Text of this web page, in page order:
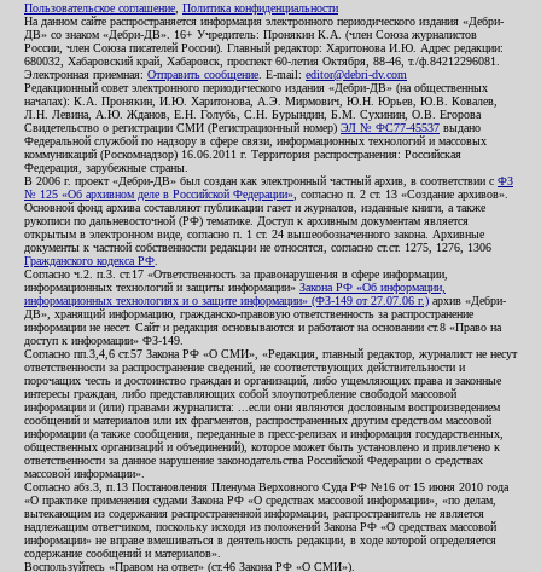
Пользовательское соглашение Политика конфиденциальности
На данном сайте распространяется информация электронного периодического издания «Дебри-
ДВ» со знаком «Дебри-ДВ». 16+ Учредитель: Пронякин К.А. (член Союза журналистов
России, член Союза писателей России). Главный редактор: Харитонова И.Ю. Адрес редакции:
680032, Хабаровский край, Хабаровск, проспект 60-летия Октября, 88-46, т./ф.84212296081.
Электронная приемная: Отправить сообщение . E-mail: editor@debri-dv.com
Редакционный совет электронного периодического издания «Дебри-ДВ» (на общественных
началах): К.А. Пронякин, И.Ю. Харитонова, А.Э. Мирмович, Ю.Н. Юрьев, Ю.В. Ковалев,
Л.Н. Левина, А.Ю. Жданов, Е.Н. Голубь, С.Н. Бурындин, Б.М. Сухинин, О.В. Егорова
Свидетельство о регистрации СМИ (Регистрационный номер) ЭЛ № ФС77-45537 выдано
Федеральной службой по надзору в сфере связи, информационных технологий и массовых
коммуникаций (Роскомнадзор) 16.06.2011 г. Территория распространения: Российская
Федерация, зарубежные страны.
В 2006 г. проект «Дебри-ДВ» был создан как электронный частный архив, в соответствии с ФЗ
№ 125 «Об архивном деле в Российской Федерации» , согласно п. 2 ст. 13 «Создание архивов».
Основной фонд архива составляют публикации газет и журналов, изданные книги, а также
рукописи по дальневосточной (РФ) тематике. Доступ к архивным документам является
открытым в электронном виде, согласно п. 1 ст. 24 вышеобозначенного закона. Архивные
документы к частной собственности редакции не относятся, согласно ст.ст. 1275, 1276, 1306
Гражданского кодекса РФ
Согласно ч.2. п.3. ст.17 «Ответственность за правонарушения в сфере информации,
информационных технологий и защиты информации» Закона РФ «Об информации,
информационных технологиях и о защите информации» (ФЗ-149 от 27.07.06 г.) архив «Дебри-
ДВ», хранящий информацию, гражданско-правовую ответственность за распространение
информации не несет. Сайт и редакция основываются и работают на основании ст.8 «Право на
доступ к информации» ФЗ-149.
Согласно пп.3,4,6 ст.57 Закона РФ «О СМИ», «Редакция, главный редактор, журналист не несут
ответственности за распространение сведений, не соответствующих действительности и
порочащих честь и достоинство граждан и организаций, либо ущемляющих права и законные
интересы граждан, либо представляющих собой злоупотребление свободой массовой
информации и (или) правами журналиста: ...если они являются дословным воспроизведением
сообщений и материалов или их фрагментов, распространенных другим средством массовой
информации (а также сообщения, переданные в пресс-релизах и информация государственных,
общественных организаций и объединений), которое может быть установлено и привлечено к
ответственности за данное нарушение законодательства Российской Федерации о средствах
массовой информации».
Согласно абз.3, п.13 Постановления Пленума Верховного Суда РФ №16 от 15 июня 2010 года
«О практике применения судами Закона РФ «О средствах массовой информации», «по делам,
вытекающим из содержания распространенной информации, распространитель не является
надлежащим ответчиком, поскольку исходя из положений Закона РФ «О средствах массовой
информации» не вправе вмешиваться в деятельность редакции, в ходе которой определяется
содержание сообщений и материалов».
Воспользуйтесь «Правом на ответ» (ст.46 Закона РФ «О СМИ»).